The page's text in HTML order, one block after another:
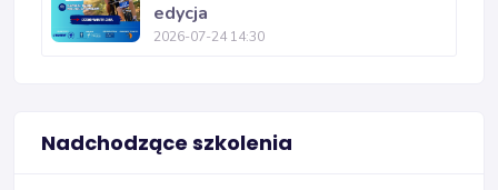
edycja
2026-07-24 14:30
Nadchodzące szkolenia